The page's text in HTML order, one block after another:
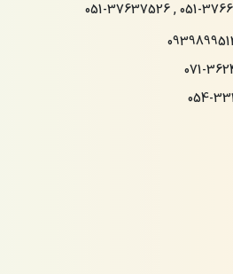
051-
,
051-37637526
071-
054-